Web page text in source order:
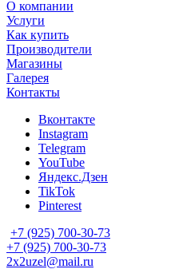
О компании
Услуги
Как купить
Производители
Магазины
Галерея
Контакты
Вконтакте
Instagram
Telegram
YouTube
Яндекс.Дзен
TikTok
Pinterest
+7 (925) 700-30-73
+7 (925) 700-30-73
2x2uzel@mail.ru